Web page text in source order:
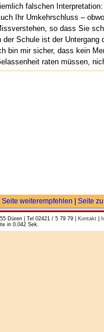
falschen
Ihr Umkehrschluss –
so dass Sie
der Schule ist der Untergang
bin mir sicher, dass kein
raten müssen,
[Seite weiterempfehlen Seite
Düren | Tel 02421 / 5 79 79 | Kontakt|
in 0.042 Sek.